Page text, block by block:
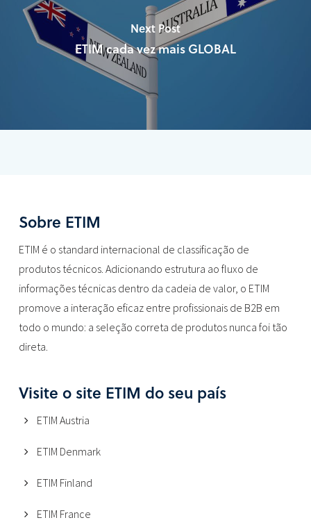
Next Post
ETIM cada vez mais GLOBAL
Sobre ETIM
ETIM é o standard internacional de classificação de
produtos técnicos. Adicionando estrutura ao fluxo de
informações técnicas dentro da cadeia de valor, o ETIM
promove a interação eficaz entre profissionais de B2B em
todo o mundo: a seleção correta de produtos nunca foi tão
direta.
Visite o site ETIM do seu país
ETIM Austria
ETIM Denmark
ETIM Finland
ETIM France